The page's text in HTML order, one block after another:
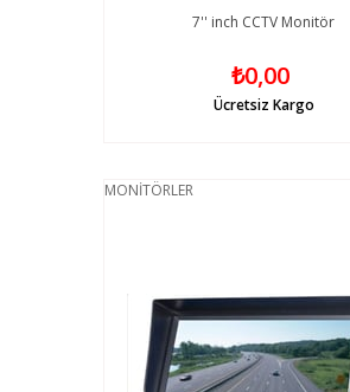
7'' inch CCTV Monitör
₺0,00
Ücretsiz Kargo
MONİTÖRLER